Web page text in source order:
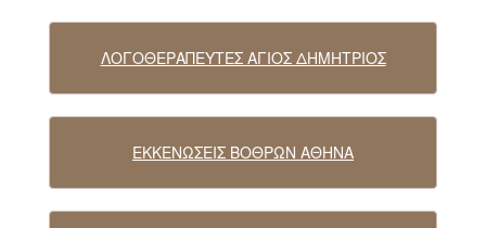
ΛΟΓΟΘΕΡΑΠΕΥΤΕΣ ΑΓΙΟΣ ΔΗΜΗΤΡΙΟΣ
ΕΚΚΕΝΩΣΕΙΣ ΒΟΘΡΩΝ ΑΘΗΝΑ